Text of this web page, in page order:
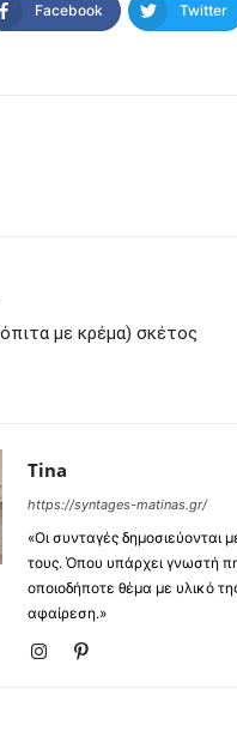
Facebook Twitter
με κρέμα) σκέτος
Tina
https://syntages-matinas.gr/
«Οι συνταγές δημοσιεύονται
τους. Όπου υπάρχει γνωστή
οποιοδήποτε θέμα με υλικό
αφαίρεση.»